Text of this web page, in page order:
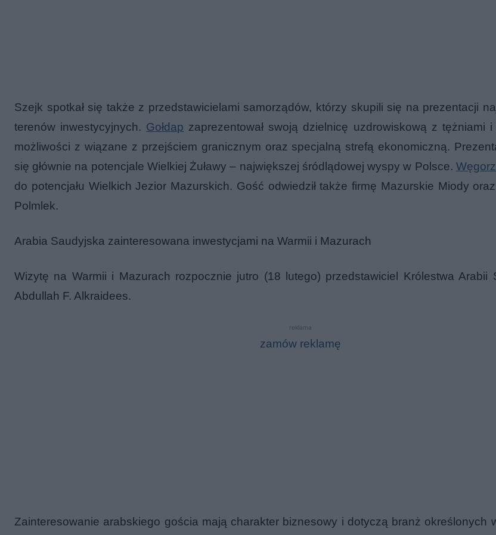
Szejk spotkał się także z przedstawicielami samorządów, którzy skupili się na prezentacji
terenów inwestycyjnych. Gołdap zaprezentował swoją dzielnicę uzdrowiskową z tężniami
możliwości z wiązane z przejściem granicznym oraz specjalną strefą ekonomiczną.
się głównie na potencjale Wielkiej Żuławy – największej śródlądowej wyspy w Polsce.
do potencjału Wielkich Jezior Mazurskich. Gość odwiedził także firmę Mazurskie Miody
Polmlek.
Arabia Saudyjska zainteresowana inwestycjami na Warmii i Mazurach
Wizytę na Warmii i Mazurach rozpocznie jutro (18 lutego) przedstawiciel Królestwa Arabii
Abdullah F. Alkraidees.
reklama
zamów reklamę
Zainteresowanie arabskiego gościa mają charakter biznesowy i dotyczą branż określonych